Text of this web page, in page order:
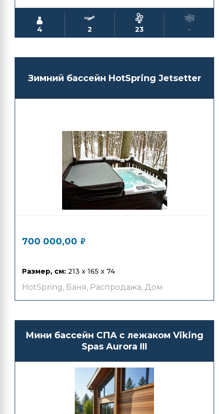
4 2 23 -
Зимний бассейн HotSpring Jetsetter
700 000,00 ₽
Размер, см: 213 x 165 x 74
HotSpring, Баня, Распродажа, Дом
Мини бассейн СПА с лежаком Viking
Spas Aurora III